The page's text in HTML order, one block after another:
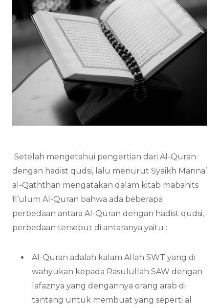
Setelah mengetahui pengertian dari Al-Quran
dengan hadist qudsi, lalu menurut Syaikh Manna’
al-Qaththan mengatakan dalam kitab mabahits
fi’ulum Al-Quran bahwa ada beberapa
perbedaan antara Al-Quran dengan hadist qudsi,
perbedaan tersebut di antaranya yaitu :
Al-Quran adalah kalam Allah SWT yang di
wahyukan kepada Rasulullah SAW dengan
lafaznya yang dengannya orang arab di
tantang untuk membuat yang seperti al